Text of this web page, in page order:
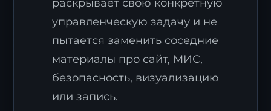
раскрывает свою конкретную
управленческую задачу и не
пытается заменить соседние
материалы про сайт, МИС,
безопасность, визуализацию
или запись.